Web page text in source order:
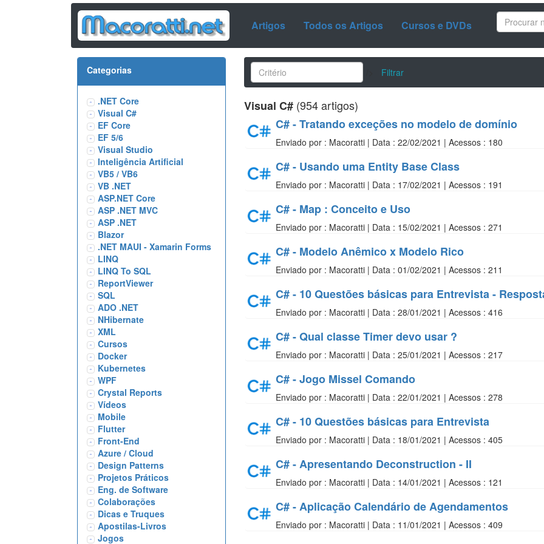
Artigos Todos os Artigos Cursos e DVDs
Categorias
.NET Core
Visual C#
EF Core
EF 5/6
Visual Studio
Inteligência Artificial
VB5 / VB6
VB .NET
ASP.NET Core
ASP .NET MVC
ASP .NET
Blazor
.NET MAUI - Xamarin Forms
LINQ
LINQ To SQL
ReportViewer
SQL
ADO .NET
NHibernate
XML
Cursos
Docker
Kubernetes
WPF
Crystal Reports
Vídeos
Mobile
Flutter
Front-End
Azure / Cloud
Design Patterns
Projetos Práticos
Eng. de Software
Colaborações
Dicas e Truques
Apostilas-Livros
Jogos
Filtrar
Visual C# (954 artigos)
C# - Tratando exceções no modelo de domínio
Enviado por : Macoratti | Data : 22/02/2021 | Acessos : 180
C# - Usando uma Entity Base Class
Enviado por : Macoratti | Data : 17/02/2021 | Acessos : 191
C# - Map : Conceito e Uso
Enviado por : Macoratti | Data : 15/02/2021 | Acessos : 271
C# - Modelo Anêmico x Modelo Rico
Enviado por : Macoratti | Data : 01/02/2021 | Acessos : 211
C# - 10 Questões básicas para Entrevista -
Enviado por : Macoratti | Data : 28/01/2021 | Acessos : 416
C# - Qual classe Timer devo usar ?
Enviado por : Macoratti | Data : 25/01/2021 | Acessos : 217
C# - Jogo Missel Comando
Enviado por : Macoratti | Data : 22/01/2021 | Acessos : 278
C# - 10 Questões básicas para Entrevista
Enviado por : Macoratti | Data : 18/01/2021 | Acessos : 405
C# - Apresentando Deconstruction - II
Enviado por : Macoratti | Data : 14/01/2021 | Acessos : 121
C# - Aplicação Calendário de Agendamentos
Enviado por : Macoratti | Data : 11/01/2021 | Acessos : 409